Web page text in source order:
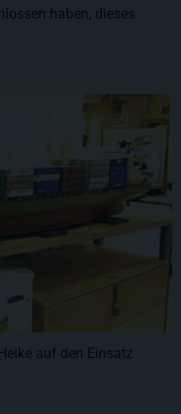
haben, dieses
auf den Einsatz